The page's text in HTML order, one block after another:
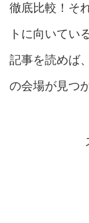
徹底比較！そ
トに向いてい
記事を読めば
の会場が見つ